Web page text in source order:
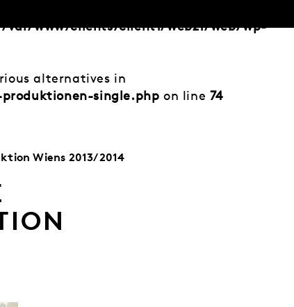
/var/www/clients/client1/web21/web/wp-
alternatives in
single.php on line 74
Wiens 2013/2014